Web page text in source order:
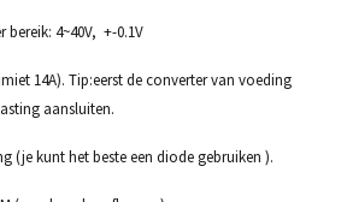
4~40V, +-0.1V
14A). Tip:eerst de converter van voeding
aansluiten.
(je kunt het beste een diode gebruiken ).